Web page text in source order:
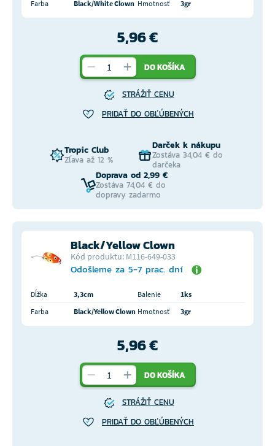
Farba
Black/White Clown Hmotnosť 3gr
5,96 €
DO KOŠÍKA
STRÁŽIŤ CENU
PRIDAŤ DO OBĽÚBENÝCH
Tropic Club
Zľava až 12 %
Darček k nákupu
Zostáva 34,04 € do
darčeka
Doprava od 2,99 €
Zostáva 74,04 € do
dopravy zadarmo
Black/Yellow Clown
Kód produktu: M116-649-033
Odošleme za 5-7 prac. dní
Dĺžka 3,3cm Balenie
1ks
Farba
Black/Yellow Clown Hmotnosť 3gr
5,96 €
DO KOŠÍKA
STRÁŽIŤ CENU
PRIDAŤ DO OBĽÚBENÝCH